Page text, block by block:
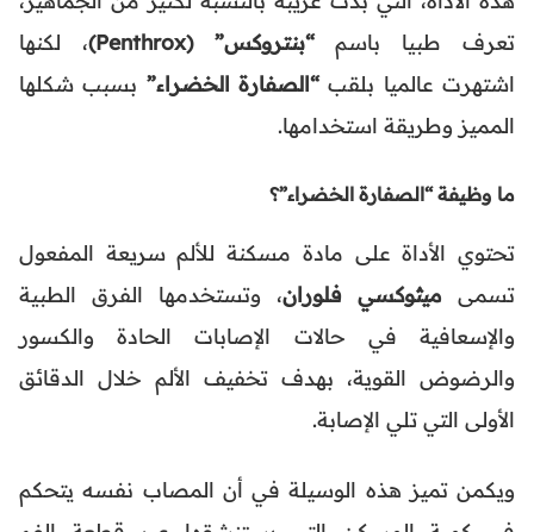
تعرف طبيا باسم“بنتروكس” (Penthrox)
، لكنها
اشتهرت عالميا بلقب“الصفارة الخضراء” بسبب شكلها
المميز وطريقة استخدامها.
ما وظيفة “الصفارة الخضراء”؟
تحتوي الأداة على مادة مسكنة للألم سريعة المفعول
تسمى ميثوكسي فلوران، وتستخدمها الفرق الطبية
والإسعافية في حالات الإصابات الحادة والكسور
والرضوض القوية، بهدف تخفيف الألم خلال الدقائق
الأولى التي تلي الإصابة.
ويكمن تميز هذه الوسيلة في أن المصاب نفسه يتحكم